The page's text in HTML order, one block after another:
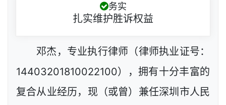
务实
扎实维护胜诉权益
邓杰，专业执行律师（律师执业证号：
14403201810022100），拥有十分丰富的
复合从业经历，现（或曾）兼任深圳市人民